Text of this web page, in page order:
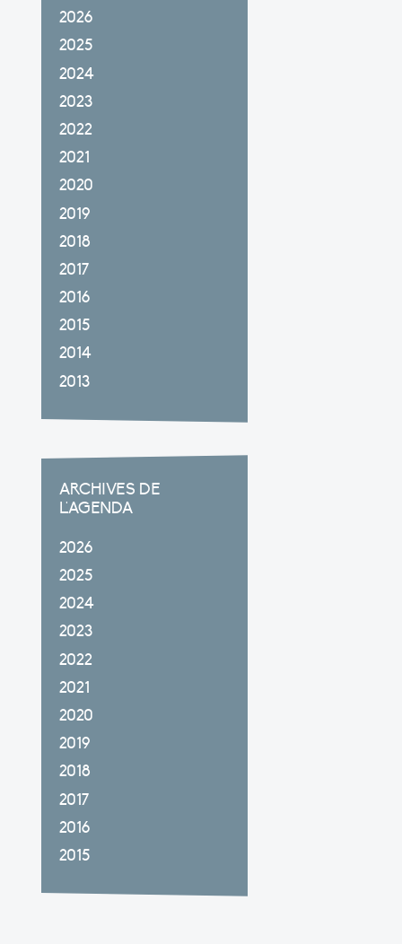
2026
2025
2024
2023
2022
2021
2020
2019
2018
2017
2016
2015
2014
2013
ARCHIVES DE
L'AGENDA
2026
2025
2024
2023
2022
2021
2020
2019
2018
2017
2016
2015